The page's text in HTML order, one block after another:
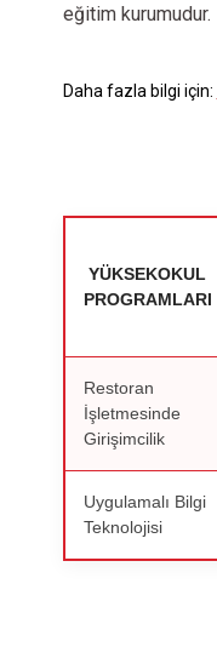
eğitim kurumudur.
Daha fazla bilgi için:
YÜKSEKOKUL
PROGRAMLARI
Restoran
İşletmesinde
Girişimcilik
Uygulamalı Bilgi
Teknolojisi